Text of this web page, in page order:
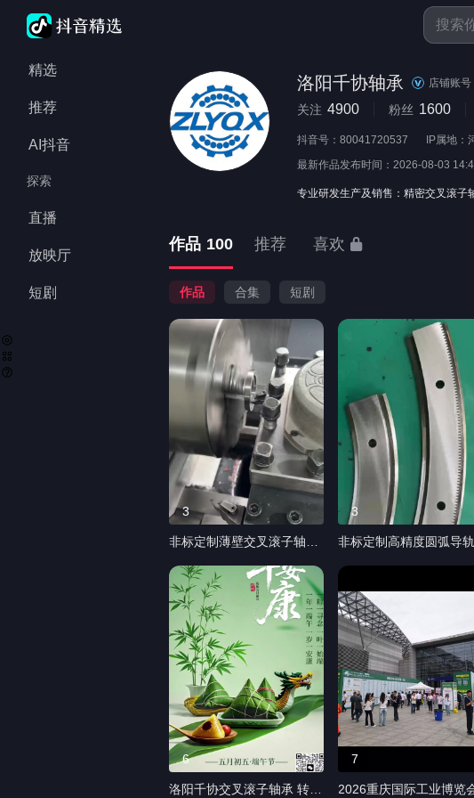
精选
推荐
AI抖音
探索
直播
放映厅
短剧
洛阳千协轴承 店铺账号
关注 4900 粉丝 1600
抖音号： 80041720537
IP属地：
最新作品发布时间： 2026-08-03
专业研发生产及销售：精密交叉滚子
作品 100 推荐 喜欢
作品 合集 短剧
3
非标定制薄壁交叉滚子轴承
承# CRBT交叉滚子轴承是
一种超薄型、高精度滚动轴
承，内外圈整体结构紧凑，
滚子以90°交叉排列，能同
时承受径向、轴向及力矩载
荷。该系列轴承具有截面高
度低，回转精度高，刚性强
等特点。广 泛应用于人形机
器人、旋转工作台、精密机
床、关节模组等对安装空
间、重量及精度要求极高的
3
非标定制高精度圆弧导轨
质订单交付。 圆弧导轨
称弧形导轨、环形导轨，
一种用于精密自动装配
工的导轨 。它在工业生
上提供输送和定位功能
将工件沿弧形路径移动
应生产要求 ，应用领域
数控机床、包装机械、输
设备、医疗器械、航空航
等#v型弧形导轨
6
洛阳千协交叉滚子轴承 转台
7
2026重庆国际工业博览